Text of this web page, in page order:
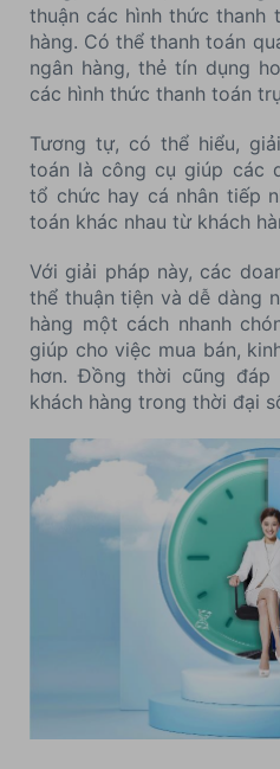
thuận các hình thức thanh
hàng. Có thể thanh toán
ngân hàng, thẻ tín dụng
các hình thức thanh toán
Tương tự, có thể hiểu,
toán là công cụ giúp các
tổ chức hay cá nhân tiếp
toán khác nhau từ khách
Với giải pháp này, các
thể thuận tiện và dễ dàng
hàng một cách nhanh
giúp cho việc mua bán,
hơn. Đồng thời cũng
khách hàng trong thời đại